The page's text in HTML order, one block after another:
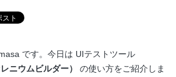
です。今日は UIテストツール
ニウムビルダー）
の使い方をご紹介しま